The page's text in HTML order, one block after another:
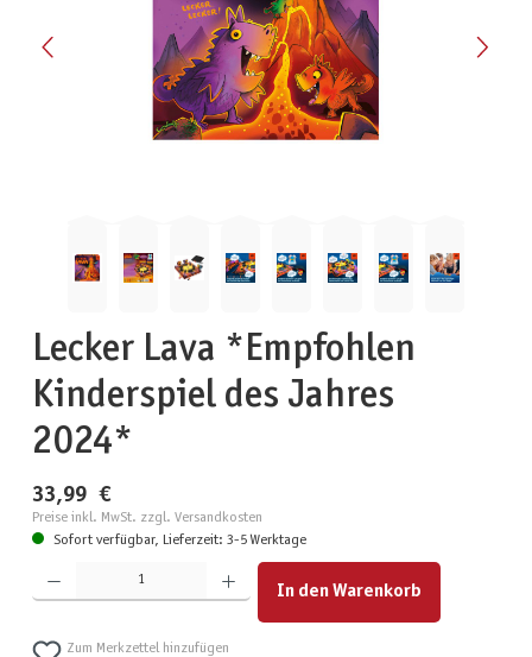
Lecker Lava *Empfohlen
Kinderspiel des Jahres
2024*
33,99 €
Preise inkl. MwSt. zzgl. Versandkosten
Sofort verfügbar, Lieferzeit: 3-5 Werktage
Produkt Anzahl: Gib den gewünschten Wert ein oder benutze die Schaltflächen um die Anzahl zu
In den Warenkorb
Zum Merkzettel hinzufügen